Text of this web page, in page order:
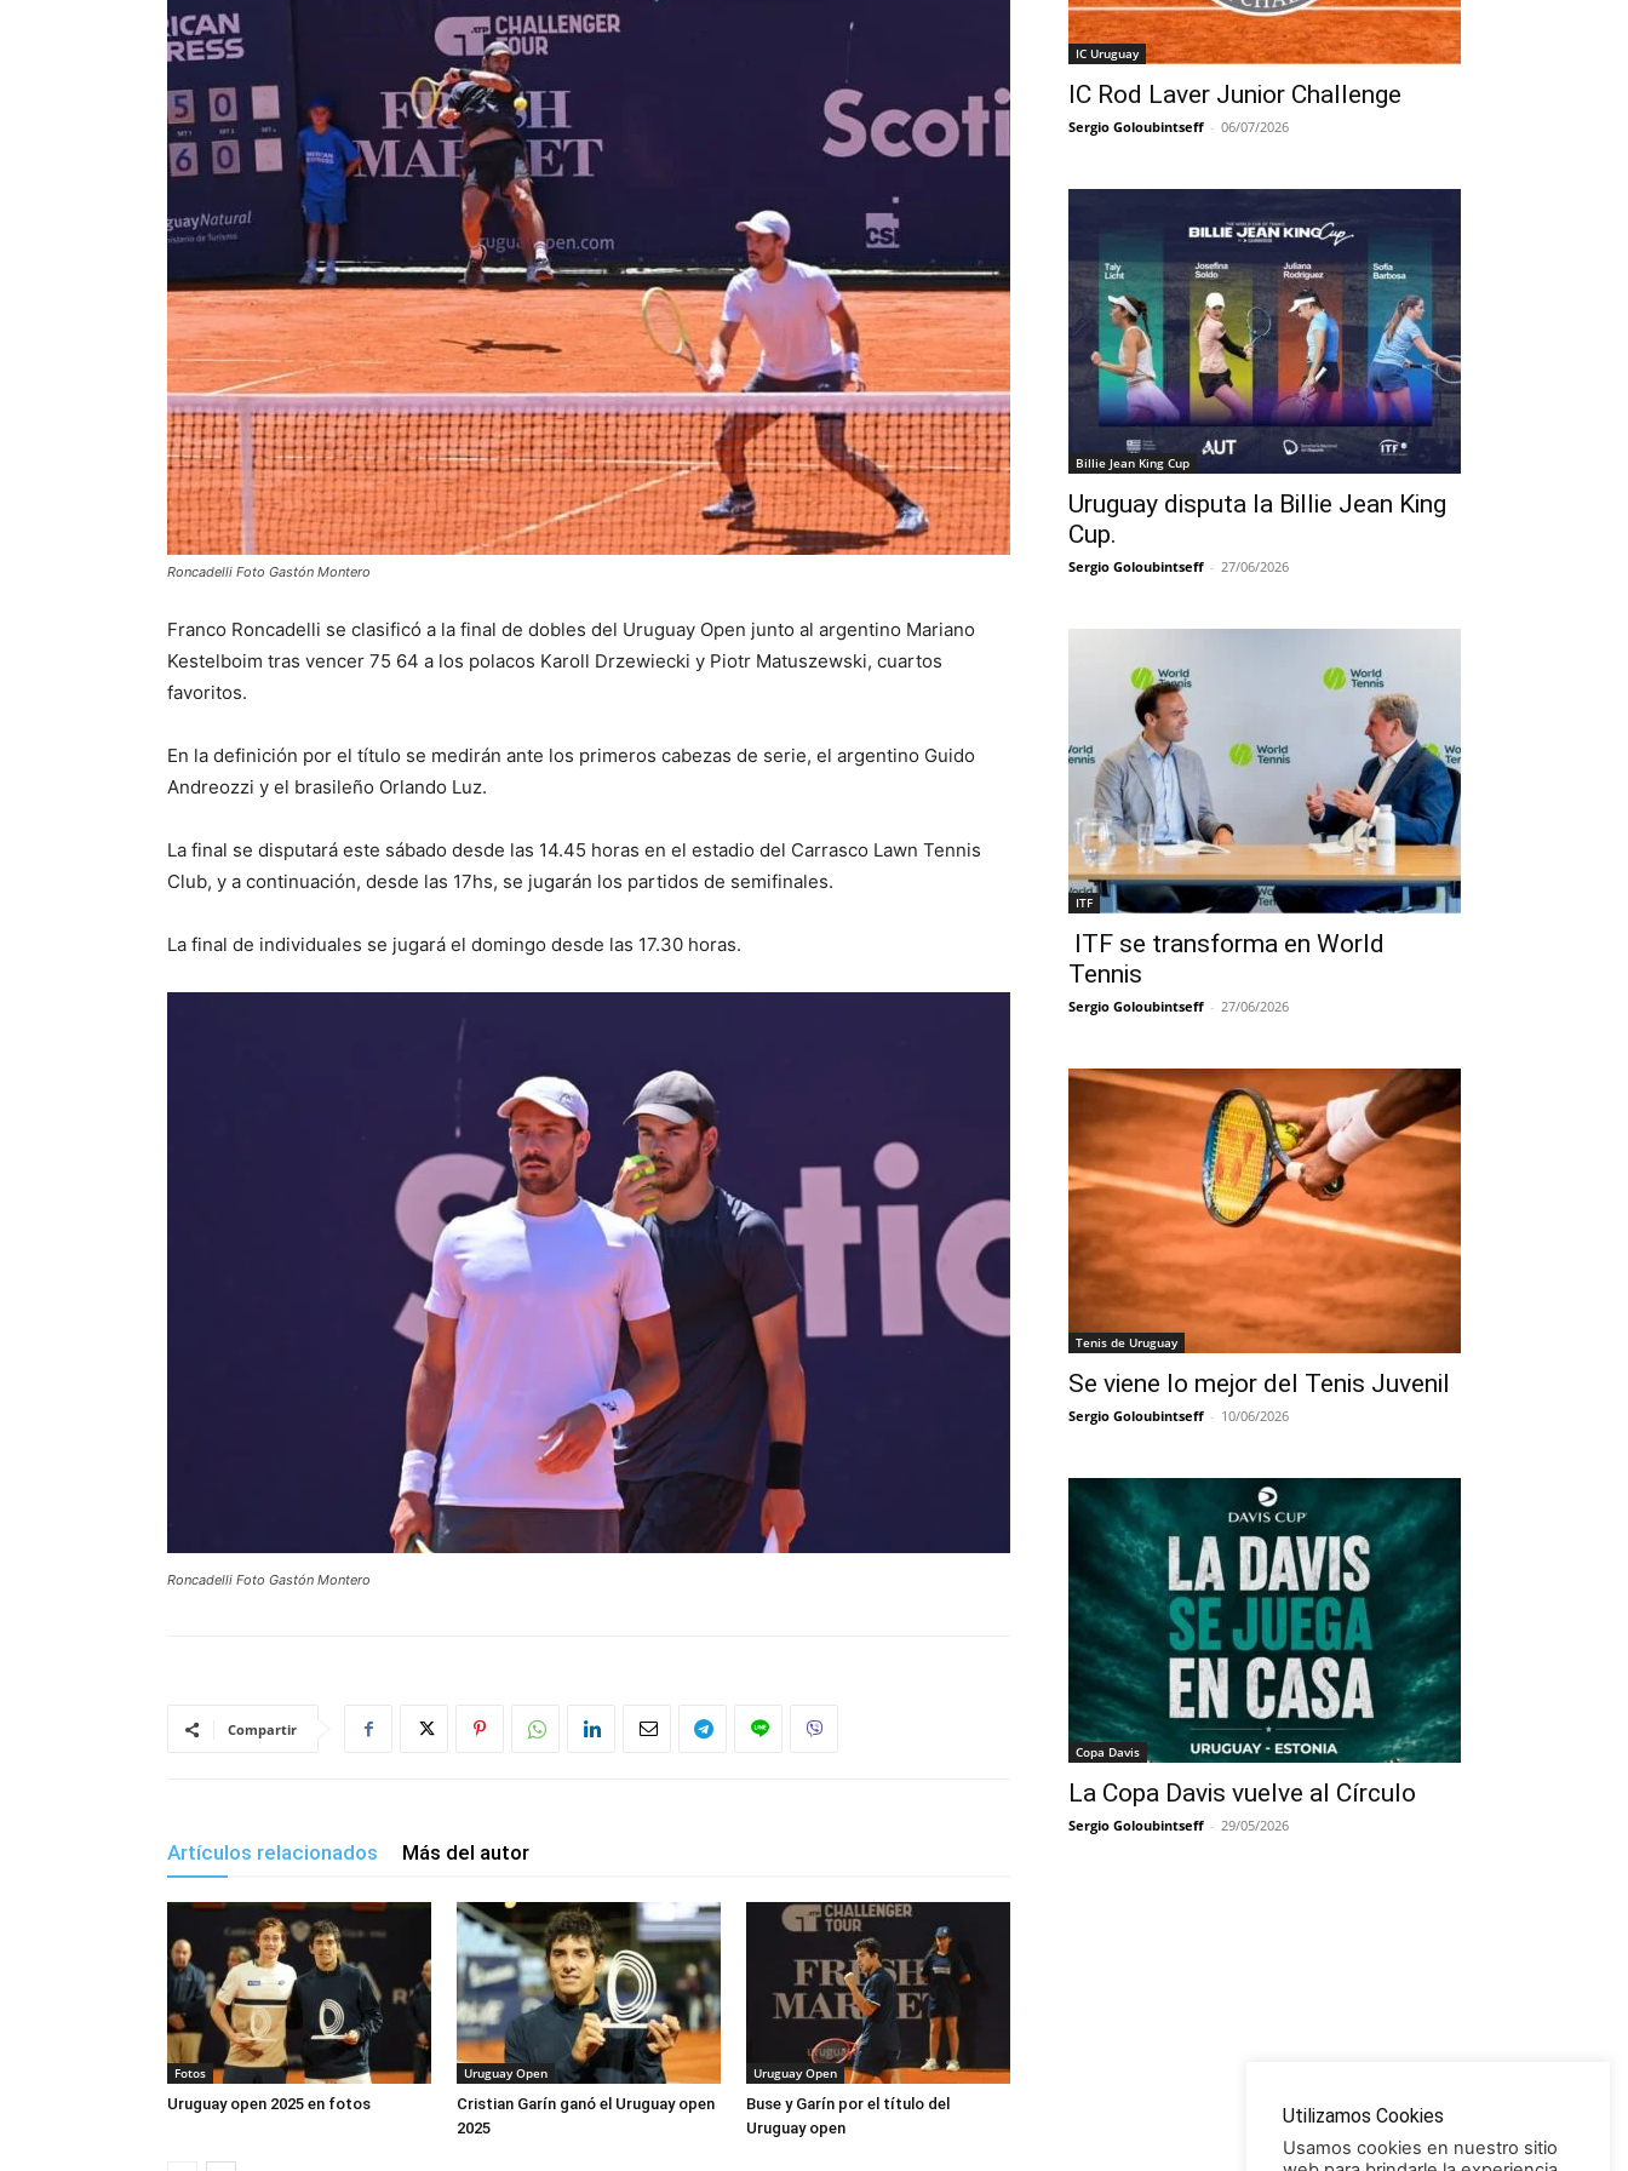
Roncadelli Foto Gastón Montero
Franco Roncadelli se clasificó a la final de dobles del Uruguay Open junto al argentino Mariano
Kestelboim tras vencer 75 64 a los polacos Karoll Drzewiecki y Piotr Matuszewski, cuartos
favoritos.
En la definición por el título se medirán ante los primeros cabezas de serie, el argentino Guido
Andreozzi y el brasileño Orlando Luz.
La final se disputará este sábado desde las 14.45 horas en el estadio del Carrasco Lawn Tennis
Club, y a continuación, desde las 17hs, se jugarán los partidos de semifinales.
La final de individuales se jugará el domingo desde las 17.30 horas.
Roncadelli Foto Gastón Montero
Compartir
Artículos relacionados Más del autor
Fotos
Uruguay open 2025 en fotos
Uruguay Open
Cristian Garín ganó el Uruguay open
2025
Uruguay Open
Buse y Garín por el título del
Uruguay open
IC Uruguay
IC Rod Laver Junior Challenge
Sergio Goloubintseff - 06/07/2026
Billie Jean King Cup
Uruguay disputa la Billie Jean King
Cup.
Sergio Goloubintseff - 27/06/2026
ITF
ITF se transforma en World
Tennis
Sergio Goloubintseff - 27/06/2026
Tenis de Uruguay
Se viene lo mejor del Tenis Juvenil
Sergio Goloubintseff - 10/06/2026
Copa Davis
La Copa Davis vuelve al Círculo
Sergio Goloubintseff - 29/05/2026
Utilizamos Cookies
Usamos cookies en nuestro sitio